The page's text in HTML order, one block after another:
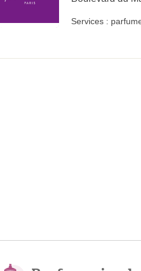
Services :